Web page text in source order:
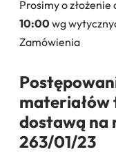
Prosimy o
10:00wg
Zamówienia
materiałów
dostawą na
263/01/23